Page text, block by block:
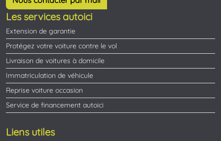
Les services autoici
Extension de garantie
Protégez votre voiture contre le vol
Livraison de voitures à domicile
Immatriculation de véhicule
Reprise voiture occasion
Service de financement autoici
Liens utiles